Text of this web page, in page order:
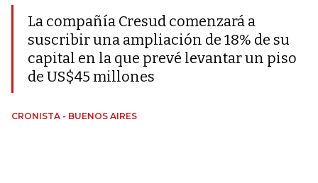
La compañía Cresud comenzará a
suscribir una ampliación de 18% de su
capital en la que prevé levantar un piso
de US$45 millones
CRONISTA - BUENOS AIRES